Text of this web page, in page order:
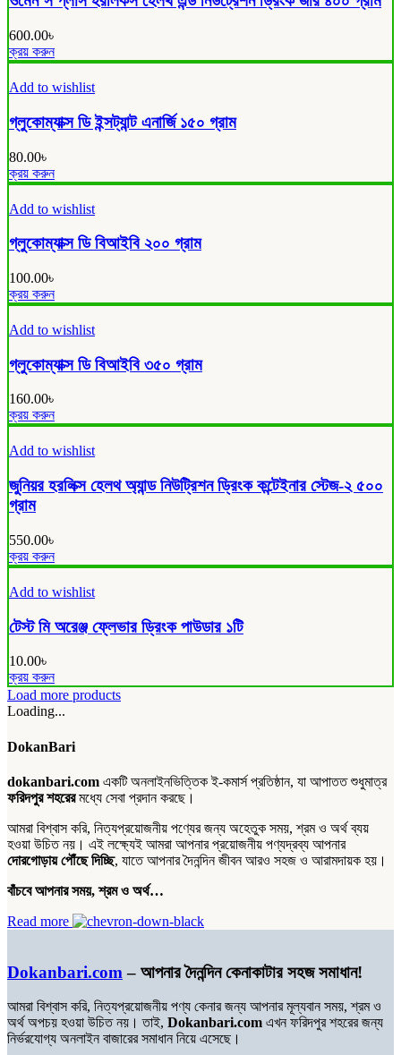
600.00৳
ক্রয় করুন
Add to wishlist
গ্লুকোম্যাক্স ডি ইন্সট্যান্ট এনার্জি ১৫০ গ্রাম
80.00৳
ক্রয় করুন
Add to wishlist
গ্লুকোম্যাক্স ডি বিআইবি ২০০ গ্রাম
100.00৳
ক্রয় করুন
Add to wishlist
গ্লুকোম্যাক্স ডি বিআইবি ৩৫০ গ্রাম
160.00৳
ক্রয় করুন
Add to wishlist
জুনিয়র হরলিক্স হেলথ অ্যান্ড নিউট্রিশন ড্রিংক কন্টেইনার স্টেজ-২ ৫০০
গ্রাম
550.00৳
ক্রয় করুন
Add to wishlist
টেস্ট মি অরেঞ্জ ফ্লেভার ড্রিংক পাউডার ১টি
10.00৳
ক্রয় করুন
Load more products
Loading...
DokanBari
dokanbari.com একটি অনলাইনভিত্তিক ই-কমার্স প্রতিষ্ঠান, যা আপাতত শুধুমাত্র
ফরিদপুর শহরেরমধ্যে সেবা প্রদান করছে।
আমরা বিশ্বাস করি, নিত্যপ্রয়োজনীয় পণ্যের জন্য অহেতুক সময়, শ্রম ও অর্থ ব্যয়
হওয়া উচিত নয়। এই লক্ষ্যেই আমরা আপনার প্রয়োজনীয় পণ্যদ্রব্য আপনার
দোরগোড়ায় পৌঁছে দিচ্ছি, যাতে আপনার দৈনন্দিন জীবন আরও সহজ ও আরামদায়ক হয়।
বাঁচবে আপনার সময়, শ্রম ও অর্থ…
Read more
Dokanbari.com – আপনার দৈনন্দিন কেনাকাটার সহজ সমাধান!
আমরা বিশ্বাস করি, নিত্যপ্রয়োজনীয় পণ্য কেনার জন্য আপনার মূল্যবান সময়, শ্রম ও
অর্থ অপচয় হওয়া উচিত নয়। তাই, Dokanbari.com এখন ফরিদপুর শহরের জন্য
নির্ভরযোগ্য অনলাইন বাজারের সমাধান নিয়ে এসেছে।